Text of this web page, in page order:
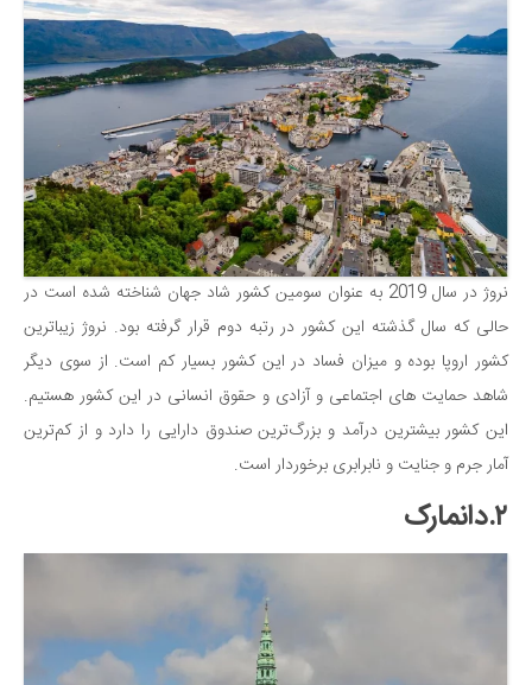
نروژ در سال 2019 به عنوان سومین کشور شاد جهان شناخته شده است در
حالی که سال گذشته این کشور در رتبه دوم قرار گرفته بود. نروژ زیباترین
کشور اروپا بوده و میزان فساد در این کشور بسیار کم است. از سوی دیگر
شاهد حمایت های اجتماعی و آزادی و حقوق انسانی در این کشور هستیم.
این کشور بیشترین درآمد و بزرگ‌ترین صندوق دارایی را دارد و از کم‌ترین
آمار جرم و جنایت و نابرابری برخوردار است.
۲.دانمارک